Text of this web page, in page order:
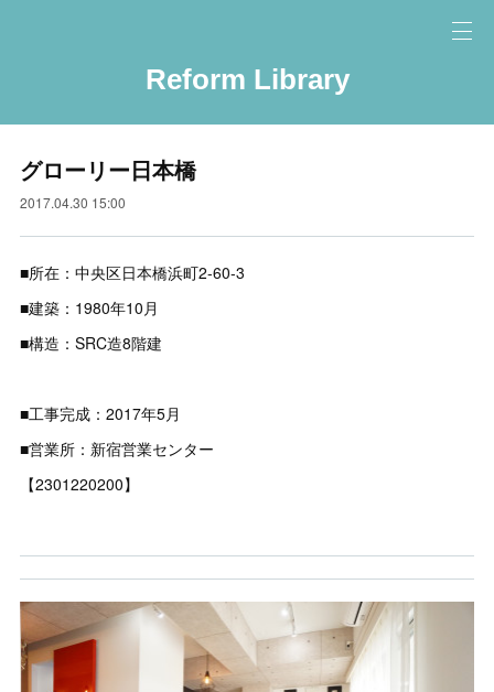
Reform Library
グローリー日本橋
2017.04.30 15:00
■所在：中央区日本橋浜町2-60-3
■建築：1980年10月
■構造：SRC造8階建
■工事完成：2017年5月
■営業所：新宿営業センター
【2301220200】